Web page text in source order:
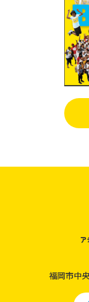
ア
福岡市中